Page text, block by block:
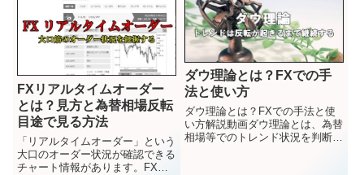
FXリアルタイムオーダー
とは？見方と為替相場反転
目途で見る方法
「リアルタイムオーダー」という
大口のオーダー状況が確認できる
チャート情報があります。FXに
ダウ理論とは？FXでの手
法と使い方
ダウ理論とは？FXでの手法と使
い方解説動画ダウ理論とは、為替
相場等でのトレンド状況を判断す